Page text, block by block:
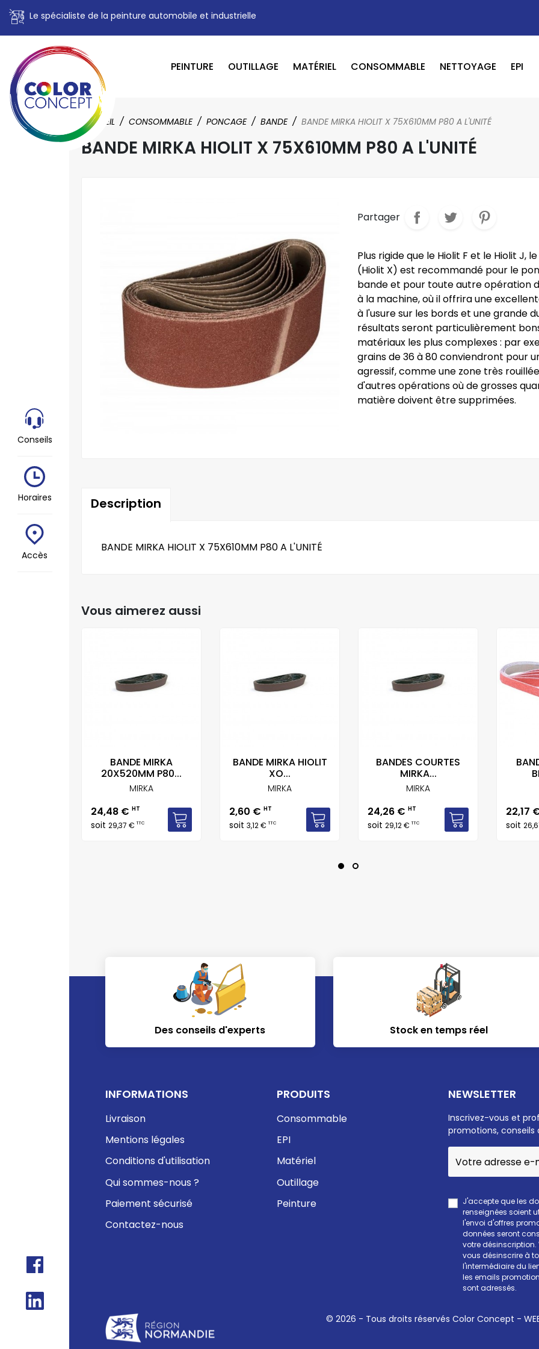
Le spécialiste de la peinture automobile et industrielle
PEINTURE OUTILLAGE MATÉRIEL CONSOMMABLE NETTOYAGE EPI
ACCUEIL CONSOMMABLE PONCAGE BANDE BANDE MIRKA HIOLIT X 75X610MM P80 A L'UNITÉ
BANDE MIRKA HIOLIT X 75X610MM P80 A L'UNITÉ
Partager
Plus rigide que le Hiolit F et le Hiolit J,
(Hiolit X) est recommandé pour le
bande et pour toute autre opération
à la machine, où il offrira une
à l'usure sur les bords et une grande
résultats seront particulièrement
matériaux les plus complexes : par
grains de 36 à 80 conviendront pour
agressif, comme une zone très
d'autres opérations où de grosses
matière doivent être supprimées.
Description
BANDE MIRKA HIOLIT X 75X610MM P80 A L'UNITÉ
Vous aimerez aussi
BANDE MIRKA
20X520MM P80...
MIRKA
Prix
24,48 € HT
soit 29,37 €TTC
BANDE MIRKA HIOLIT
XO...
MIRKA
Prix
2,60 € HT
soit 3,12 €TTC
BANDES COURTES
MIRKA...
MIRKA
Prix
24,26 € HT
soit 29,12 €TTC
Prix
22,17
soit
Des conseils d'experts Stock en temps réel
INFORMATIONS
Livraison
Mentions légales
Conditions d'utilisation
Qui sommes-nous ?
Paiement sécurisé
Contactez-nous
PRODUITS
Consommable
EPI
Matériel
Outillage
Peinture
NEWSLETTER
Inscrivez-vous et
promotions, conseils
J'accepte que les
renseignées soient
l'envoi d'offres
données seront
votre désinscription.
vous désinscrire à
l'intermédiaire du
les emails
sont adressés.
© 2026 - Tous droits réservés Color Concept -
Conseils
Horaires
Accès